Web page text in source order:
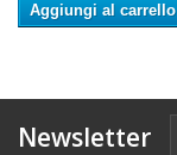
Aggiungi al carrello
Newsletter